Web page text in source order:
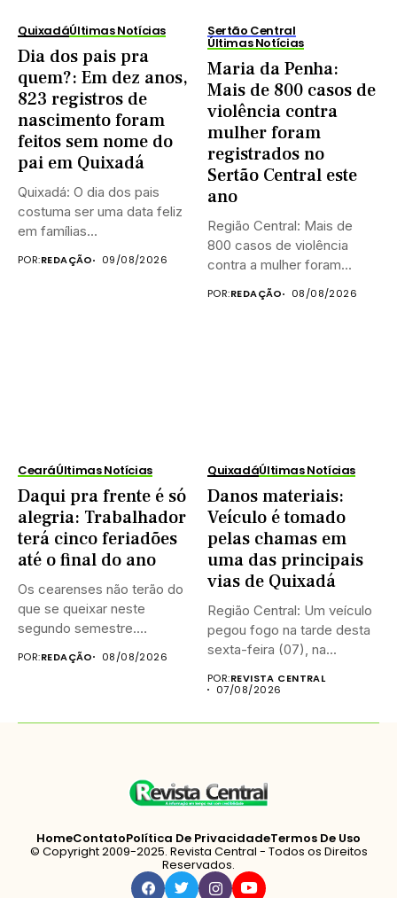
QuixadáÚltimas Notícias
Dia dos pais pra
quem?: Em dez anos,
823 registros de
nascimento foram
feitos sem nome do
pai em Quixadá
Quixadá: O dia dos pais
costuma ser uma data feliz
em famílias...
POR:REDAÇÃO 09/08/2026
Sertão Central
Últimas Notícias
Maria da Penha:
Mais de 800 casos de
violência contra
mulher foram
registrados no
Sertão Central este
ano
Região Central: Mais de
800 casos de violência
contra a mulher foram...
POR:REDAÇÃO 08/08/2026
CearáÚltimas Notícias
Daqui pra frente é só
alegria: Trabalhador
terá cinco feriadões
até o final do ano
Os cearenses não terão do
que se queixar neste
segundo semestre.
POR:REDAÇÃO 08/08/2026
QuixadáÚltimas Notícias
Danos materiais:
Veículo é tomado
pelas chamas em
uma das principais
vias de Quixadá
Região Central: Um veículo
pegou fogo na tarde desta
sexta-feira (07), na...
POR:REVISTA CENTRAL
07/08/2026
HomeContatoPolítica De PrivacidadeTermos De Uso
© Copyright 2009-2025. Revista Central - Todos os Direitos
Reservados.